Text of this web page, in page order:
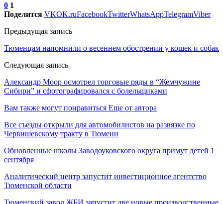
0 1
Поделится VKOK.ruFacebookTwitterWhatsAppTelegramViber
Предыдущая запись
Тюменцам напомнили о весеннем обострении у кошек и собак
Следующая запись
Александр Моор осмотрел торговые ряды в “Жемчужине
Сибири” и сфотографировался с болельщиками
Вам также могут понравиться Еще от автора
Все съезды открыли для автомобилистов на развязке по
Червишевскому тракту в Тюмени
Обновленные школы Заводоуковского округа примут детей 1
сентября
Аналитический центр запустит инвестиционное агентство
Тюменской области
Тюменский завод ЖБИ запустит две новые производственные